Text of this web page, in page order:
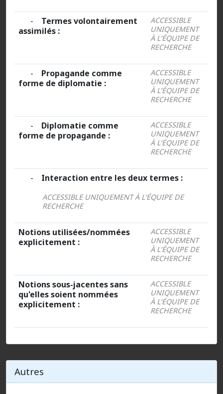
- Termes volontairement
assimilés :
ACCESSIBLE
UNIQUEMENT
À L’ÉQUIPE DE
RECHERCHE
- Propagande comme
forme de diplomatie :
ACCESSIBLE
UNIQUEMENT
À L’ÉQUIPE DE
RECHERCHE
- Diplomatie comme
forme de propagande :
ACCESSIBLE
UNIQUEMENT
À L’ÉQUIPE DE
RECHERCHE
- Interaction entre les deux termes :
ACCESSIBLE UNIQUEMENT À L’ÉQUIPE DE
RECHERCHE
Notions utilisées/nommées
explicitement :
ACCESSIBLE
UNIQUEMENT
À L’ÉQUIPE DE
RECHERCHE
Notions sous-jacentes sans
qu'elles soient nommées
explicitement :
ACCESSIBLE
UNIQUEMENT
À L’ÉQUIPE DE
RECHERCHE
Autres